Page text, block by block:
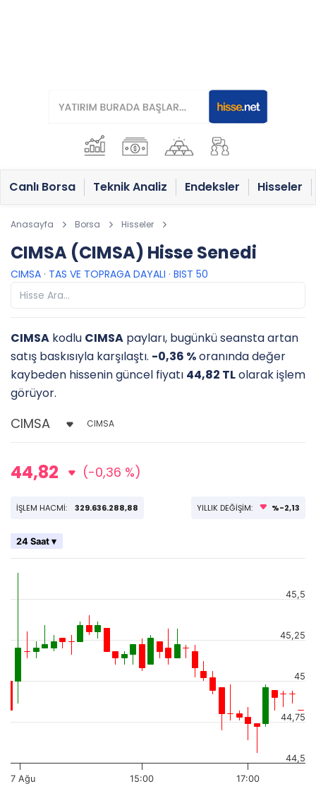
Canlı Borsa Teknik Analiz Endeksler Hisseler
Anasayfa Borsa Hisseler
CIMSA (CIMSA) Hisse Senedi
CIMSA · TAS VE TOPRAGA DAYALI · BIST 50
CIMSA kodlu CIMSA payları, bugünkü seansta artan
satış baskısıyla karşılaştı. -0,36 %oranında değer
kaybeden hissenin güncel fiyatı 44,82 TLolarak işlem
görüyor.
CIMSA
44,82 (-0,36 %)
İŞLEM HACMİ: 329.636.288,88 YILLIK DEĞİŞİM: %-2,13
24 Saat ▾
7 Ağu 15:00 17:00
44,5
44,75
45
45,25
45,5